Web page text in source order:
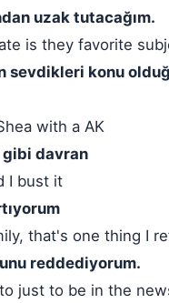
uzak tutacağım.
is they favorite
sevdikleri konu
with a AK
davran
I bust it
that's one thing I
reddediyorum.
just to be in the